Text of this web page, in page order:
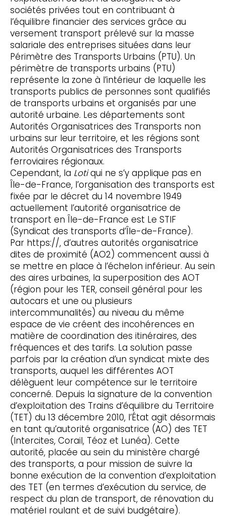
sociétés privées tout en contribuant à
l’équilibre financier des services grâce au
versement transport prélevé sur la masse
salariale des entreprises situées dans leur
Périmètre des Transports Urbains (PTU). Un
périmètre de transports urbains (PTU)
représente la zone à l’intérieur de laquelle les
transports publics de personnes sont qualifiés
de transports urbains et organisés par une
autorité urbaine. Les départements sont
Autorités Organisatrices des Transports non
urbains sur leur territoire, et les régions sont
Autorités Organisatrices des Transports
ferroviaires régionaux.
Cependant, la Lotiqui ne s’y applique pas en
Île-de-France, l’organisation des transports est
fixée par le décret du 14 novembre 1949
actuellement l’autorité organisatrice de
transport en Île-de-France est Le STIF
(Syndicat des transports d’Île-de-France).
Par https://, d’autres autorités organisatrice
dites de proximité (AO2) commencent aussi à
se mettre en place à l’échelon inférieur. Au sein
des aires urbaines, la superposition des AOT
(région pour les TER, conseil général pour les
autocars et une ou plusieurs
intercommunalités) au niveau du même
espace de vie créent des incohérences en
matière de coordination des itinéraires, des
fréquences et des tarifs. La solution passe
parfois par la création d’un syndicat mixte des
transports, auquel les différentes AOT
délèguent leur compétence sur le territoire
concerné. Depuis la signature de la convention
d’exploitation des Trains d’équilibre du Territoire
(TET) du 13 décembre 2010, l’État agit désormais
en tant qu’autorité organisatrice (AO) des TET
(Intercites, Corail, Téoz et Lunéa). Cette
autorité, placée au sein du ministère chargé
des transports, a pour mission de suivre la
bonne exécution de la convention d’exploitation
des TET (en termes d’exécution du service, de
respect du plan de transport, de rénovation du
matériel roulant et de suivi budgétaire).